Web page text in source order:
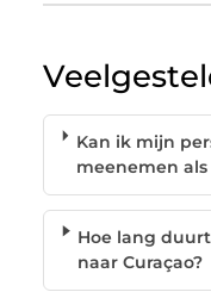
Kan ik mijn
meenemen
Hoe lang
naar Curaçao?